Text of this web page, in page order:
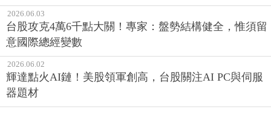
2026.06.03
台股攻克4萬6千點大關！專家：盤勢結構健全，惟須留
意國際總經變數
2026.06.02
輝達點火AI鏈！美股領軍創高，台股關注AI PC與伺服
器題材